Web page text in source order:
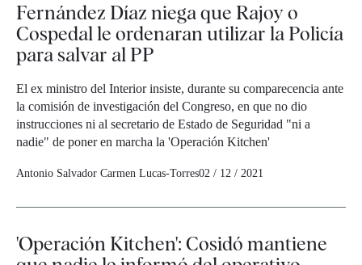
Fernández Díaz niega que Rajoy o
Cospedal le ordenaran utilizar la Policía
para salvar al PP
El ex ministro del Interior insiste, durante su comparecencia ante
la comisión de investigación del Congreso, en que no dio
instrucciones ni al secretario de Estado de Seguridad "ni a
nadie" de poner en marcha la 'Operación Kitchen'
Antonio Salvador Carmen Lucas-Torres02 / 12 / 2021
'Operación Kitchen': Cosidó mantiene